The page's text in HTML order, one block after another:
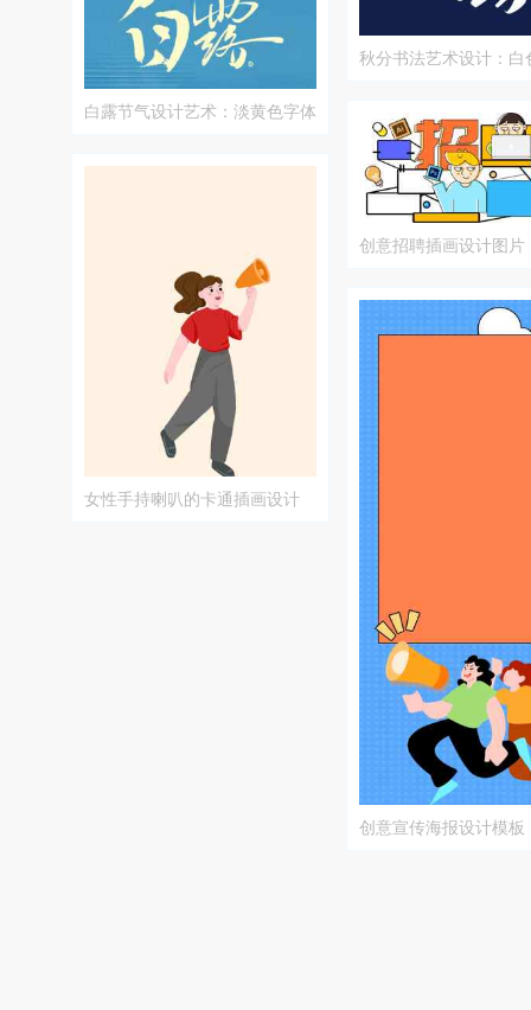
白露节气设计艺术：淡黄色字体
女性手持喇叭的卡通插画设计
秋分书法艺术设计：白
创意招聘插画设计图片
创意宣传海报设计模板